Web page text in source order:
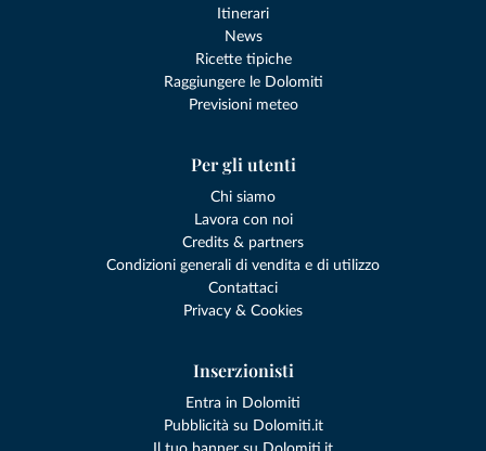
Itinerari
News
Ricette tipiche
Raggiungere le Dolomiti
Previsioni meteo
Per gli utenti
Chi siamo
Lavora con noi
Credits & partners
Condizioni generali di vendita e di utilizzo
Contattaci
Privacy & Cookies
Inserzionisti
Entra in Dolomiti
Pubblicità su Dolomiti.it